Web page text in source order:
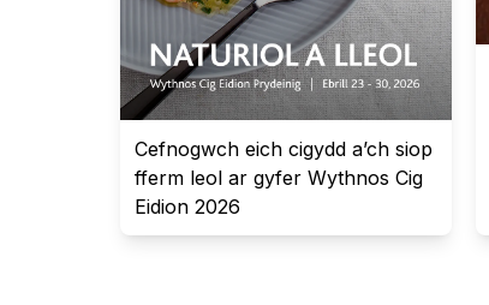
Cefnogwch eich cigydd a’ch siop
fferm leol ar gyfer Wythnos Cig
Eidion 2026